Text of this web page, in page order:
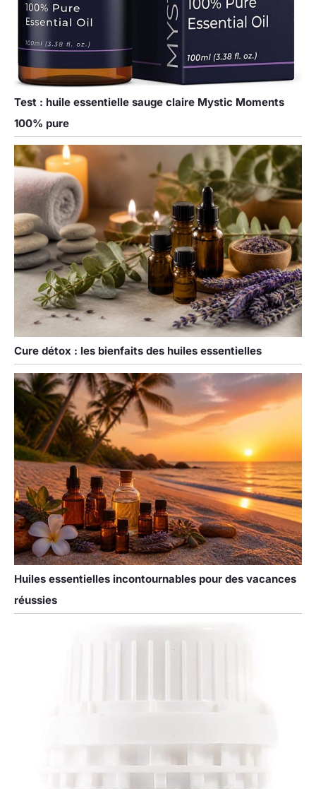
Test : huile essentielle sauge claire Mystic Moments
100% pure
Cure détox : les bienfaits des huiles essentielles
Huiles essentielles incontournables pour des vacances
réussies